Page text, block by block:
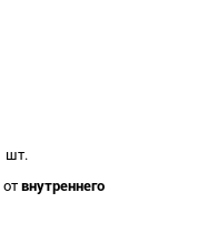
шт.
внутреннего